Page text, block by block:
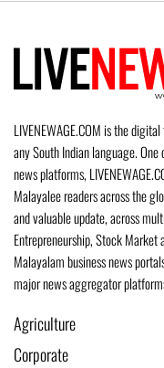
LIVENEWAGE.COM is the
any South Indian language.
news platforms,
Malayalee readers across the
and valuable update, across
Entrepreneurship, Stock Market
Malayalam business news
major news aggregator
Agriculture
Corporate